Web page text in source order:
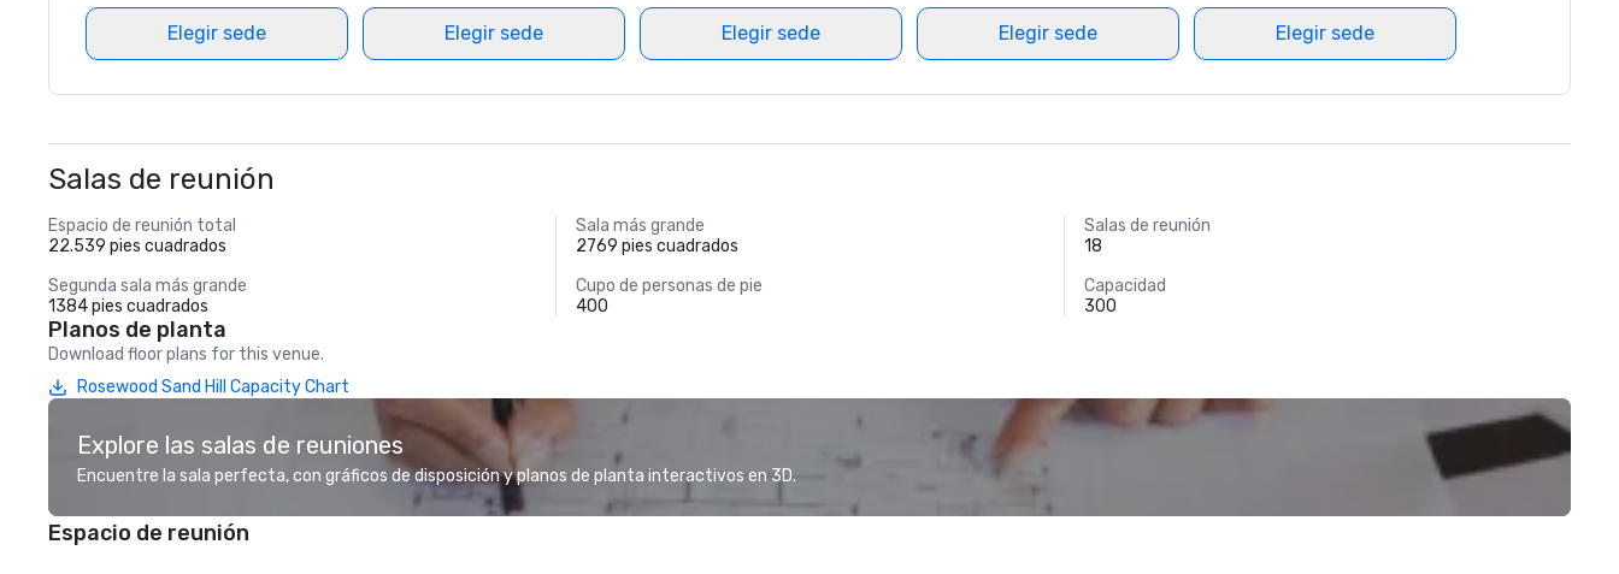
Elegir sede Elegir sede Elegir sede Elegir sede Elegir sede
Salas de reunión
Espacio de reunión total
22.539 pies cuadrados
Sala más grande
2769 pies cuadrados
Salas de reunión
18
Segunda sala más grande
1384 pies cuadrados
Cupo de personas de pie
400
Capacidad
300
Planos de planta
Download floor plans for this venue.
Rosewood Sand Hill Capacity Chart
Explore las salas de reuniones
Encuentre la sala perfecta, con gráficos de disposición y planos de planta interactivos en 3D.
Espacio de reunión